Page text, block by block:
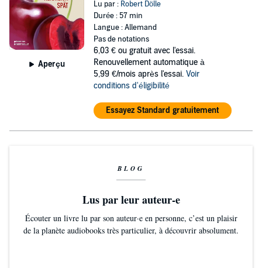
Aperçu
Lu par : Robert Dölle
Durée : 57 min
Langue : Allemand
Pas de notations
6,03 € ou gratuit avec l'essai.
Renouvellement automatique à
5,99 €/mois après l'essai. Voir
conditions d'éligibilité
Essayez Standard gratuitement
BLOG
Lus par leur auteur-e
Écouter un livre lu par son auteur·e en personne, c’est un plaisir
de la planète audiobooks très particulier, à découvrir absolument.